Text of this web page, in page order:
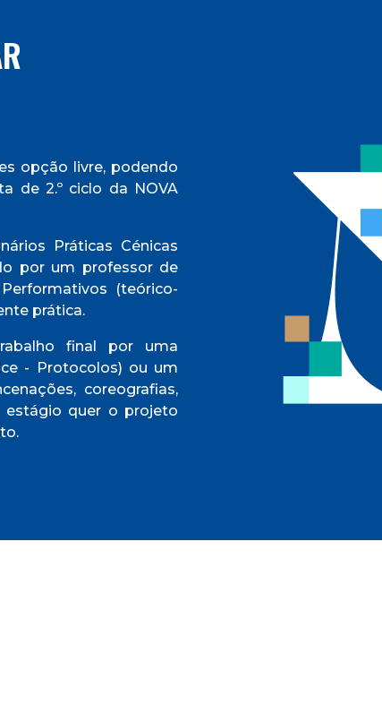
opção livre, podendo
de 2.º ciclo da NOVA
Práticas Cénicas
por um professor de
(teórico-
prática.
final por uma
- Protocolos) ou um
coreografias,
estágio quer o projeto